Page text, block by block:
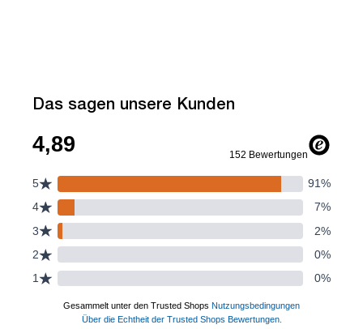
Das sagen unsere Kunden